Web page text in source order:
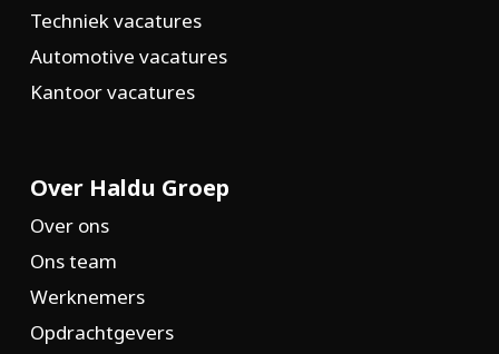
Techniek vacatures
Automotive vacatures
Kantoor vacatures
Over Haldu Groep
Over ons
Ons team
Werknemers
Opdrachtgevers